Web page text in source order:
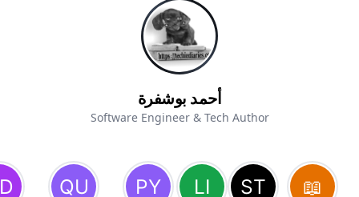
AHMED BOUCHEFRA
أحمد بوشفرة
Software Engineer & Tech Author